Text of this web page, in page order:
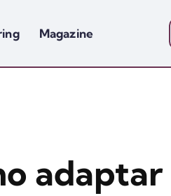
Magazine
adaptar